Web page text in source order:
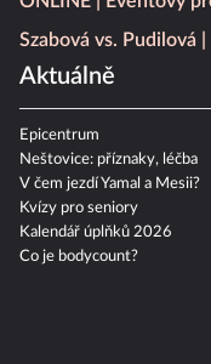
Szabová vs. Pudilová
Aktuálně
Epicentrum
Neštovice: příznaky, léčba
V čem jezdí Yamal a Mesii?
Kvízy pro seniory
Kalendář úplňků 2026
Co je bodycount?